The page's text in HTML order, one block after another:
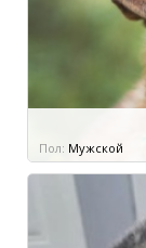
Пол: Мужской